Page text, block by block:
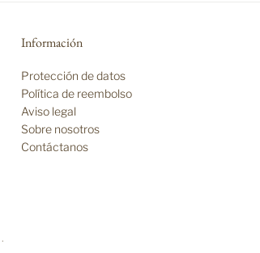
Información
Protección de datos
Política de reembolso
Aviso legal
Sobre nosotros
Contáctanos
.